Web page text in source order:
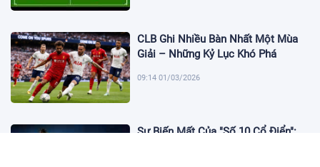
CLB Ghi Nhiều Bàn Nhất Một Mùa
Giải – Những Kỷ Lục Khó Phá
09:14 01/03/2026
Sự Biến Mất Của "Số 10 Cổ Điển":